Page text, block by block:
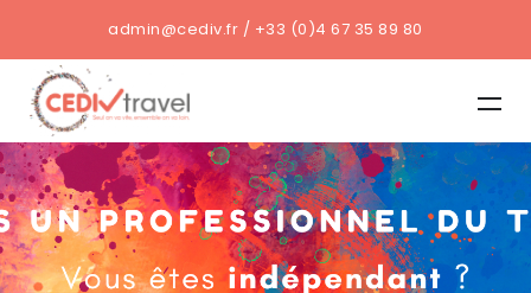
admin@cediv.fr / +33 (0)4 67 35 89 80